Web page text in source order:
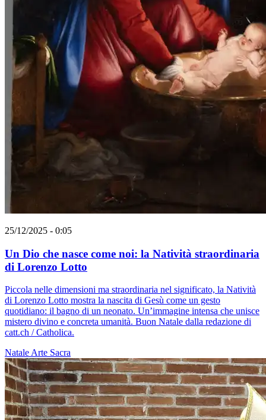
25/12/2025 - 0:05
Un Dio che nasce come noi: la Natività straordinaria
di Lorenzo Lotto
Piccola nelle dimensioni ma straordinaria nel significato, la Natività
di Lorenzo Lotto mostra la nascita di Gesù come un gesto
quotidiano: il bagno di un neonato. Un’immagine intensa che unisce
mistero divino e concreta umanità. Buon Natale dalla redazione di
catt.ch / Catholica.
NataleArte Sacra